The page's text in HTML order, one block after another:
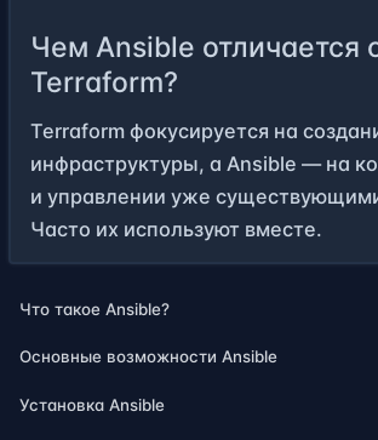
Чем Ansible отличается
Terraform?
Terraform фокусируется на
инфраструктуры, а Ansible — на
и управлении уже
Часто их используют вместе.
Что такое Ansible?
Основные возможности Ansible
Установка Ansible